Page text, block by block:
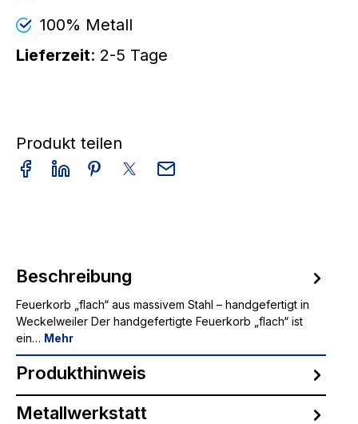
100% Metall
Lieferzeit: 2-5 Tage
Produkt teilen
Beschreibung
Feuerkorb „flach“ aus massivem Stahl – handgefertigt in
Weckelweiler Der handgefertigte Feuerkorb „flach“ ist
ein… Mehr
Produkthinweis
Metallwerkstatt